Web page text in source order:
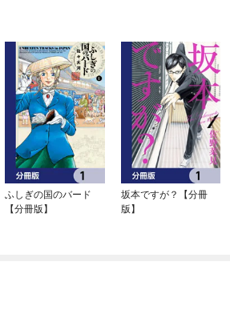
ふしぎの国のバード
【分冊版】
坂本ですが？【分冊
版】